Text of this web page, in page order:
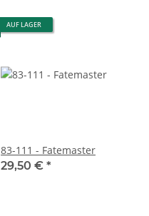
AUF LAGER
83-111 - Fatemaster
29,50 € *